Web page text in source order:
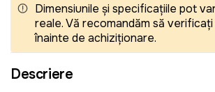
Dimensiunile și specificațiile pot
reale. Vă recomandăm să
înainte de achiziționare.
Descriere